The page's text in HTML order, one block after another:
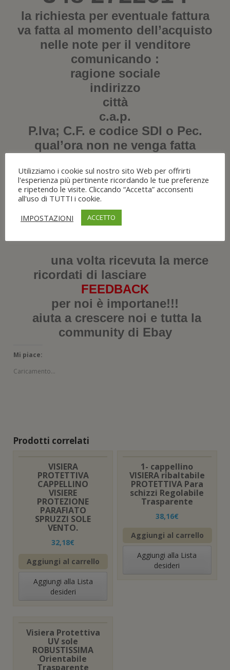
la richiesta per eventuale fattura
va fatta al momento dell’acquisto
nelle note per il venditore
comunicando :
ragione sociale
indirizzo
città
c.a.p.
P.Iva; C.F. e codice SDI o Pec.
qual’ora non ne venga fatta
con regolare scontrino fiscale!
N.B. alcune foto sono descrittive e
potrebbero variare di pochissimo
una volta ricevuta la merce
ricordati di lasciare
FEEDBACK
per noi è importane!!!
aiuta a crescere noi e tutta la
community di Ebay
Mi piace:
Caricamento...
Prodotti correlati
VISIERA
PROTETTIVA
CAPPELLINO
VISIERE
PROTEZIONE
PARAFIATO
SPRUZZI SOLE
VENTO.
32,18€
Aggiungi al carrello
Aggiungi alla Lista
desideri
1- cappellino
VISIERA ribaltabile
PROTETTIVA Para
schizzi Regolabile
Trasparente
38,16€
Aggiungi al carrello
Aggiungi alla Lista
desideri
Visiera Protettiva
UV sole
ROBUSTISSIMA
Orientabile
Trasparente
Utilizziamo i cookie sul nostro sito Web per offrirti
l'esperienza più pertinente ricordando le tue preferenze
e ripetendo le visite. Cliccando “Accetta” acconsenti
all'uso di TUTTI i cookie.
IMPOSTAZIONI
ACCETTO